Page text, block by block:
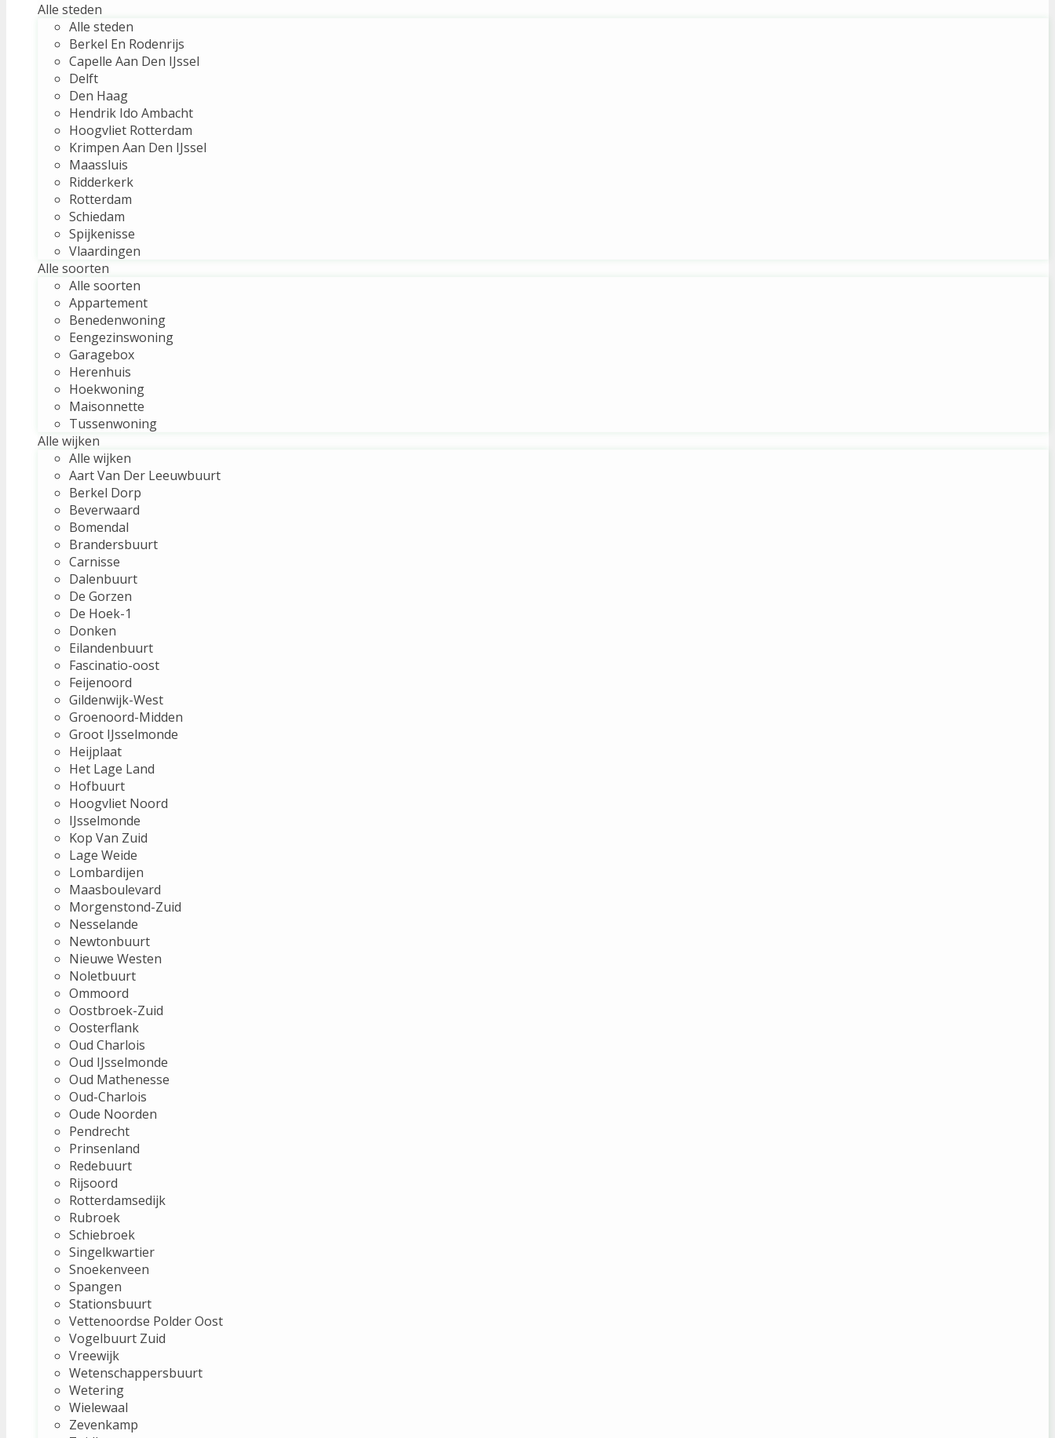
Alle steden
Alle steden
Berkel En Rodenrijs
Capelle Aan Den IJssel
Delft
Den Haag
Hendrik Ido Ambacht
Hoogvliet Rotterdam
Krimpen Aan Den IJssel
Maassluis
Ridderkerk
Rotterdam
Schiedam
Spijkenisse
Vlaardingen
Alle soorten
Alle soorten
Appartement
Benedenwoning
Eengezinswoning
Garagebox
Herenhuis
Hoekwoning
Maisonnette
Tussenwoning
Alle wijken
Alle wijken
Aart Van Der Leeuwbuurt
Berkel Dorp
Beverwaard
Bomendal
Brandersbuurt
Carnisse
Dalenbuurt
De Gorzen
De Hoek-1
Donken
Eilandenbuurt
Fascinatio-oost
Feijenoord
Gildenwijk-West
Groenoord-Midden
Groot IJsselmonde
Heijplaat
Het Lage Land
Hofbuurt
Hoogvliet Noord
IJsselmonde
Kop Van Zuid
Lage Weide
Lombardijen
Maasboulevard
Morgenstond-Zuid
Nesselande
Newtonbuurt
Nieuwe Westen
Noletbuurt
Ommoord
Oostbroek-Zuid
Oosterflank
Oud Charlois
Oud IJsselmonde
Oud Mathenesse
Oud-Charlois
Oude Noorden
Pendrecht
Prinsenland
Redebuurt
Rijsoord
Rotterdamsedijk
Rubroek
Schiebroek
Singelkwartier
Snoekenveen
Spangen
Stationsbuurt
Vettenoordse Polder Oost
Vogelbuurt Zuid
Vreewijk
Wetenschappersbuurt
Wetering
Wielewaal
Zevenkamp